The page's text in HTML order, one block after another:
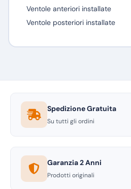
Ventole anteriori installate
Ventole posteriori installate
Spedizione Gratuita
Su tutti gli ordini
Garanzia 2 Anni
Prodotti originali